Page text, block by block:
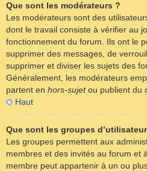
Que sont les modérateurs ?
Les modérateurs sont des
dont le travail consiste à vérifier au
fonctionnement du forum. Ils ont le
supprimer des messages, de
supprimer et diviser les sujets des
Généralement, les modérateurs
partent en hors-sujetou publient du
Haut
Que sont les groupes
Les groupes permettent aux
membres et des invités au forum et
membre peut appartenir à un ou